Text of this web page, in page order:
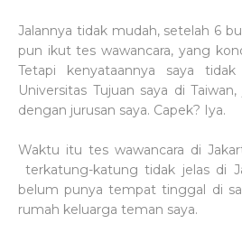
Jalannya tidak mudah, setelah 6
pun ikut tes wawancara, yang
Tetapi kenyataannya saya
Universitas Tujuan saya di
dengan jurusan saya. Capek? Iya.
Waktu itu tes wawancara di
terkatung-katung tidak jelas di
belum punya tempat tinggal di
rumah keluarga teman saya.